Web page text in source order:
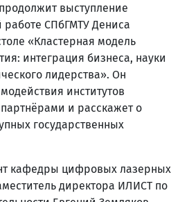
выступление
работе СПбГМТУ Дениса
«Кластерная модель
интеграция бизнеса, науки
лидерства». Он
институтов
и расскажет о
государственных
кафедры цифровых лазерных
директора ИЛИСТ по